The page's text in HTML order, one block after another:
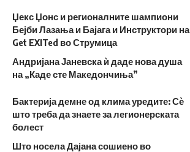
Џекс Џонс и регионалните шампиони
Бејби Лазања и Бајага и Инструктори на
Get EXITed во Струмица
Андријана Јаневска ѝ даде нова душа
на „Каде сте Македончиња”
Бактерија демне од клима уредите: Сѐ
што треба да знаете за легионерската
болест
Што носела Дајана сошиено во